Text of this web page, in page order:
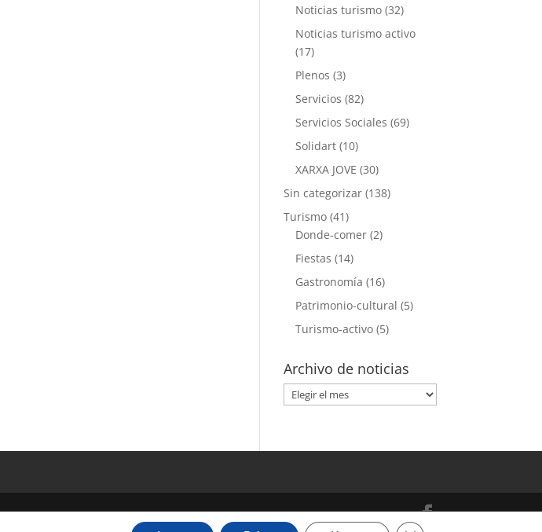
Noticias turismo (32)
Noticias turismo activo
(17)
Plenos (3)
Servicios (82)
Servicios Sociales (69)
Solidart (10)
XARXA JOVE (30)
Sin categorizar (138)
Turismo (41)
Donde-comer (2)
Fiestas (14)
Gastronomía (16)
Patrimonio-cultural (5)
Turismo-activo (5)
Archivo de noticias
Archivo
de